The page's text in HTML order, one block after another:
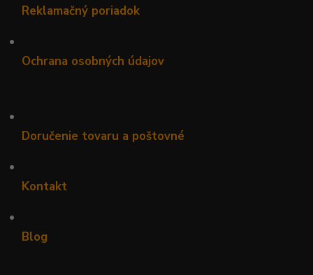
Reklamačný poriadok
•
Ochrana osobných údajov
•
Doručenie tovaru a poštovné
•
Kontakt
•
Blog